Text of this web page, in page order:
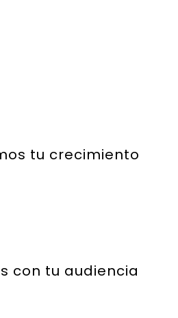
tu crecimiento
con tu audiencia